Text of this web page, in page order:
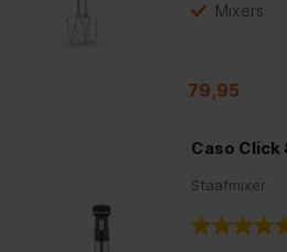
Mixers
79,95
Caso Click
Staafmixer